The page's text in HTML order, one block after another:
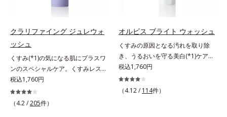
*6 乾燥による*7 保湿成分*8
ロニセラカエルレア果汁、ノバラエ
キス配合＝うるおいを与えハリと透
明感に満ちた肌へ導く保湿成分*9
メマツヨイグサ抽出液、スイカズラ
エキス配合＝角層のすみずみまで水
分・油分を保ち、ハリ・ツヤを与え
る保湿成分*10 気持ちのことアレ
ルギーテスト済＝全ての方にアレル
ギーが起こらないということではあ
と*4 剥がれずに肌に蓄積した古い
角層*5 乾燥による*6 洗浄によ
る物理的効果*7 うるおいによる
*8 乾燥、ハリ・ツヤのなさ*9
保湿成分*10 ロニセラカエルレア
果汁、ノバラエキス配合＝うるおい
を与えハリと透明感に満ちた肌へ導
く保湿成分*11 メマツヨイグサ抽
出液、スイカズラエキス配合＝角層
ていることが分かりました。そこで
オルビスユー ドットシリーズは美
容成分(*7)として「G.D.F.アクティ
ベーター(*8)」を配合。そして、従
来から配合している美白有効成分
「トラネキサム酸」を配合しまし
た。さらに、シリーズ共通の美容成
分(*7)「GLルートブースター(*9)」
を配合することで、肌のふっくら感
や透明感を叶えます。美白ケアしな
おいを逃しやすい男性肌に着目し、
アイテム同士をなじみやすくする
「うるおいコネクト設計」を採用。
8アイテム分の機能を3ステップに集
約し、よりシンプルなお手入れで、
ハリ・ツヤのある好印象な清潔透明
肌(*1)へ導きます。*1 うるおいによ
る透明感のある肌*2 男性の顔画像
を用いた印象評価において、基準画
クラリファイング ジュレウォ
ッシュ
くすみ(*1)の気になる肌にプラスワ
ンのスペシャルケア。くすみレスの
輝くような素肌へ。肌表面の余分な
角層を落として、くすみ(*1)レスな
輝くような素肌へ整える(*2)スペシ
税込1,760円
（4.2 /205件）
オルビス ブライト ウォッシュ
くすみの原因となる汚れを取り除
き、うるおいを守る美白(*1)ケアシ
リーズの洗顔料。業界初(*2)知見
「メラニンの第三のルート」である
「横のひろがり」に着目して、全方
税込1,760円
（4.12 / 114件）